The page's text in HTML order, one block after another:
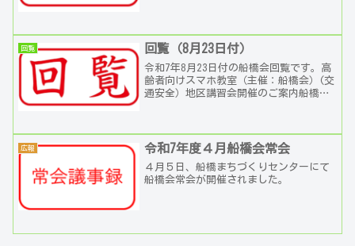
回覧 回覧（8月23日付）
令和7年8月23日付の船橋会回覧です。高
齢者向けスマホ教室（主催：船橋会）(交
通安全）地区講習会開催のご案内船橋神
じょう No...
広報 令和7年度４月船橋会常会
４月５日、船橋まちづくりセンターにて
船橋会常会が開催されました。